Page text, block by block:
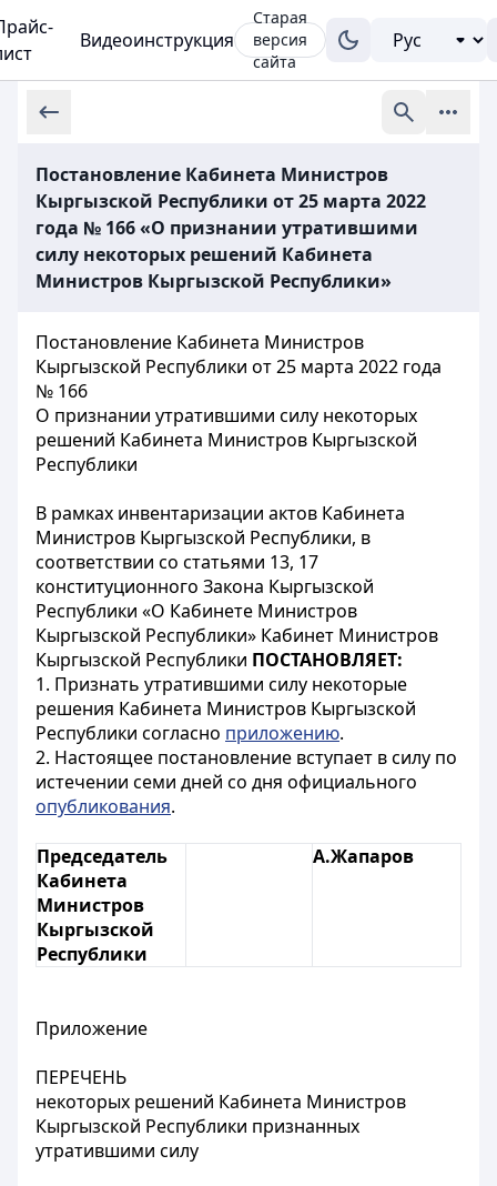
Видеоинструкция
Старая
версия
сайта
Постановление Кабинета Министров
Кыргызской Республики от 25 марта 2022
года № 166 «О признании утратившими
силу некоторых решений Кабинета
Министров Кыргызской Республики»
Постановление Кабинета Министров
Кыргызской Республики от 25 марта 2022 года
№ 166
О признании утратившими силу некоторых
решений Кабинета Министров Кыргызской
Республики
В рамках инвентаризации актов Кабинета
Министров Кыргызской Республики, в
соответствии со статьями 13, 17
конституционного Закона Кыргызской
Республики «О Кабинете Министров
Кыргызской Республики» Кабинет Министров
Кыргызской Республики ПОСТАНОВЛЯЕТ:
1. Признать утратившими силу некоторые
решения Кабинета Министров Кыргызской
Республики согласно приложению.
2. Настоящее постановление вступает в силу по
истечении семи дней со дня официального
опубликования.
Председатель
Кабинета
Министров
Кыргызской
Республики
А.Жапаров
Приложение
ПЕРЕЧЕНЬ
некоторых решений Кабинета Министров
Кыргызской Республики признанных
утратившими силу